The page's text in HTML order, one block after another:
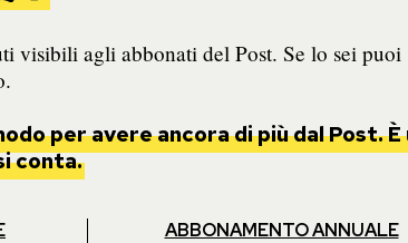
visibili agli abbonati del Post. Se lo sei puoi
per avere ancora di più dal Post. È
conta.
ABBONAMENTO ANNUALE